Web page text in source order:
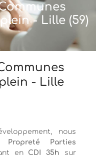
- Lille (59)
- Lille
nous
Propreté Parties
en CDI 35h sur